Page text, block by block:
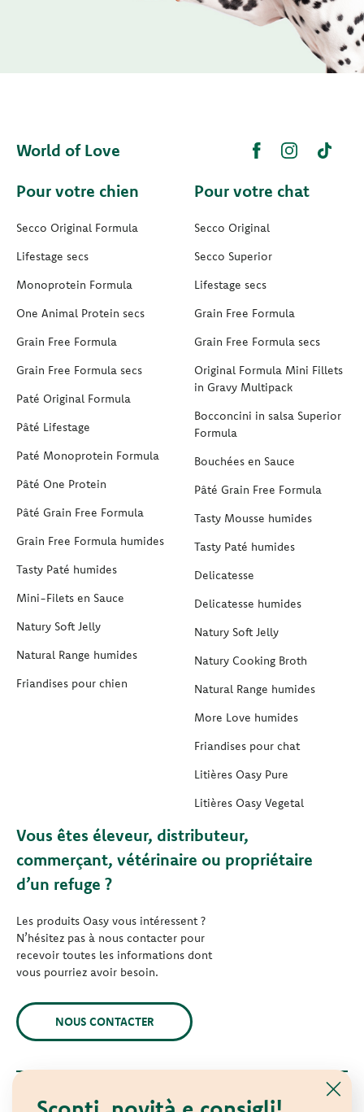
World of Love
Pour votre chien
Secco Original Formula
Lifestage secs
Monoprotein Formula
One Animal Protein secs
Grain Free Formula
Grain Free Formula secs
Paté Original Formula
Pâté Lifestage
Paté Monoprotein Formula
Pâté One Protein
Pâté Grain Free Formula
Grain Free Formula humides
Tasty Paté humides
Mini-Filets en Sauce
Natury Soft Jelly
Natural Range humides
Friandises pour chien
Pour votre chat
Secco Original
Secco Superior
Lifestage secs
Grain Free Formula
Grain Free Formula secs
Original Formula Mini Fillets
in Gravy Multipack
Bocconcini in salsa Superior
Formula
Bouchées en Sauce
Pâté Grain Free Formula
Tasty Mousse humides
Tasty Paté humides
Delicatesse
Delicatesse humides
Natury Soft Jelly
Natury Cooking Broth
Natural Range humides
More Love humides
Friandises pour chat
Litières Oasy Pure
Litières Oasy Vegetal
Vous êtes éleveur, distributeur,
commerçant, vétérinaire ou propriétaire
d’un refuge ?
Les produits Oasy vous intéressent ?
N’hésitez pas à nous contacter pour
recevoir toutes les informations dont
vous pourriez avoir besoin.
NOUS CONTACTER